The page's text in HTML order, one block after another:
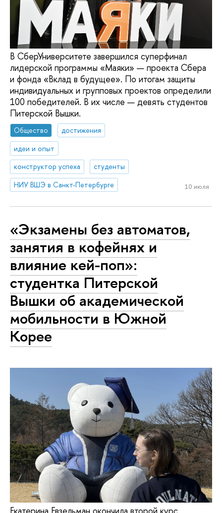
В СберУниверситете завершился суперфинал
лидерской программы «Маяки» — проекта Сбера
и фонда «Вклад в будущее». По итогам защиты
индивидуальных и групповых проектов определили
100 победителей. В их числе — девять студентов
Питерской Вышки.
Общество
достижения
идеи и опыт
конструктор успеха
студенты
НИУ ВШЭ в Санкт-Петербурге
10 июля
«Экзамены без автоматов,
занятия в кофейнях и
влияние кей-поп»:
студентка Питерской
Вышки об академической
мобильности в Южной
Корее